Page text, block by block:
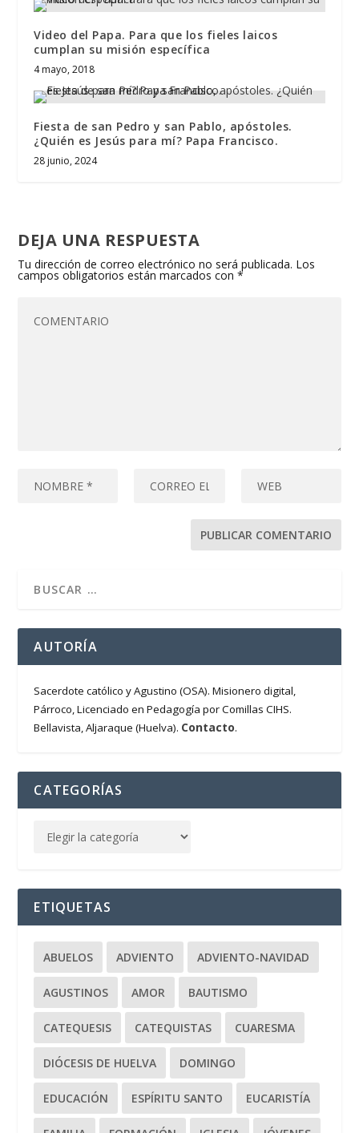
Video del Papa. Para que los fieles laicos
cumplan su misión específica
4 mayo, 2018
Fiesta de san Pedro y san Pablo, apóstoles.
¿Quién es Jesús para mí? Papa Francisco.
28 junio, 2024
DEJA UNA RESPUESTA
Tu dirección de correo electrónico no será publicada. Los
campos obligatorios están marcados con*
AUTORÍA
Sacerdote católico y Agustino (OSA). Misionero digital,
Párroco, Licenciado en Pedagogía por Comillas CIHS.
Bellavista, Aljaraque (Huelva). Contacto.
CATEGORÍAS
ETIQUETAS
ABUELOS ADVIENTO ADVIENTO-NAVIDAD
AGUSTINOS AMOR BAUTISMO
CATEQUESIS CATEQUISTAS CUARESMA
DIÓCESIS DE HUELVA DOMINGO
EDUCACIÓN ESPÍRITU SANTO EUCARISTÍA